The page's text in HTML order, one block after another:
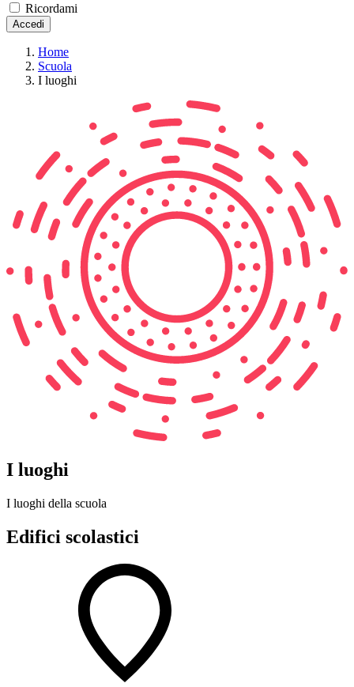
Ricordami
Accedi
Home
Scuola
I luoghi
I luoghi
I luoghi della scuola
Edifici scolastici